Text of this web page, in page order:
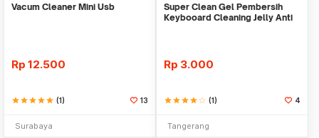
Vacum Cleaner Mini Usb
Rp 12.500
starstarstarstarstar (1) 13
Surabaya
Super Clean Gel Pembersih
Keybooard Cleaning Jelly Anti
Rp 3.000
starstarstarstarstar_border (1) 4
Tangerang